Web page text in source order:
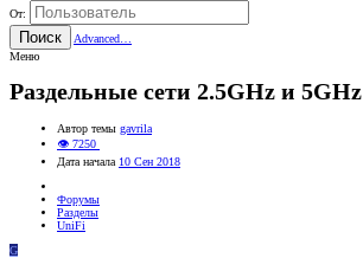
От:
Поиск
Advanced…
Меню
Раздельные сети 2.5GHz и 5GHz
Автор темы gavrila
👁 7250
Дата начала 10 Сен 2018
Форумы
Разделы
UniFi
G